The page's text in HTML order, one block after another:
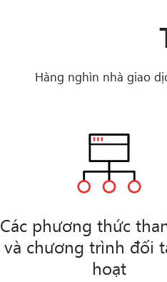
Hàng nghìn nhà giao
Các phương thức
và chương trình đối
hoạt